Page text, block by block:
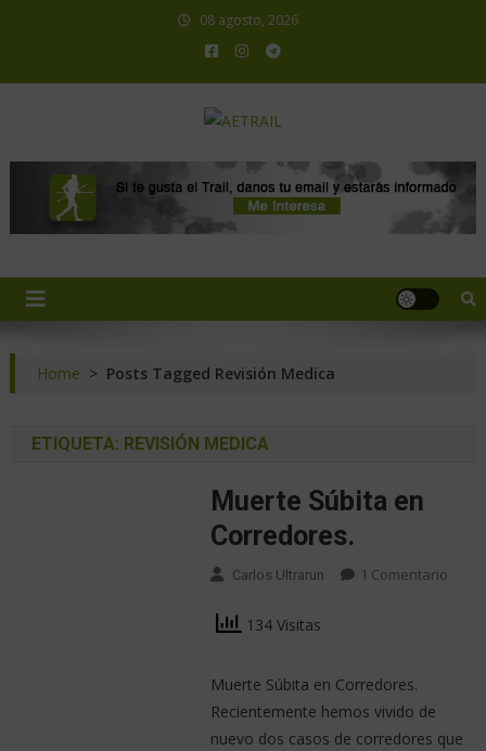
08 agosto, 2026
Home > Posts Tagged Revisión Medica
ETIQUETA: REVISIÓN MEDICA
Muerte Súbita en
Corredores.
Carlos Ultrarun 1 Comentario
134 Visitas
Muerte Súbita en Corredores.
Recientemente hemos vivido de
nuevo dos casos de corredores que